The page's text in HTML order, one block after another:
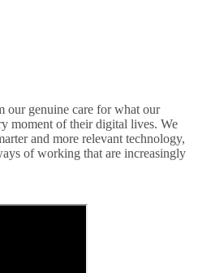
our genuine care for what our
moment of their digital lives. We
and more relevant technology,
of working that are increasingly